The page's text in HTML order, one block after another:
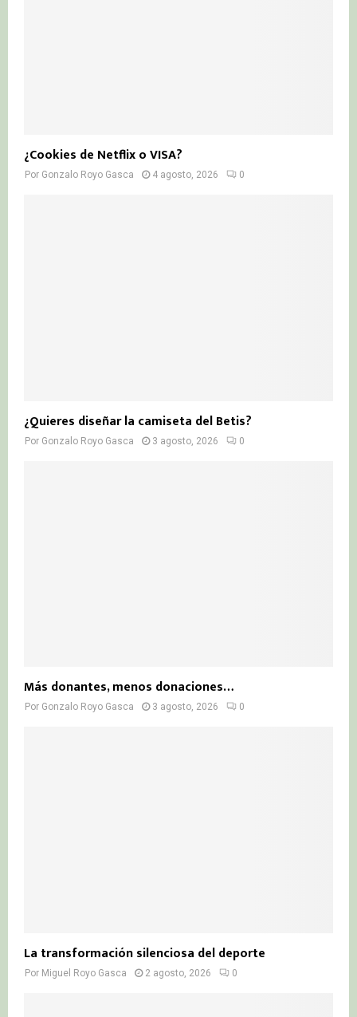
¿Cookies de Netflix o VISA?
Por Gonzalo Royo Gasca 4 agosto, 2026 0
¿Quieres diseñar la camiseta del Betis?
Por Gonzalo Royo Gasca 3 agosto, 2026 0
Más donantes, menos donaciones…
Por Gonzalo Royo Gasca 3 agosto, 2026 0
La transformación silenciosa del deporte
Por Miguel Royo Gasca 2 agosto, 2026 0